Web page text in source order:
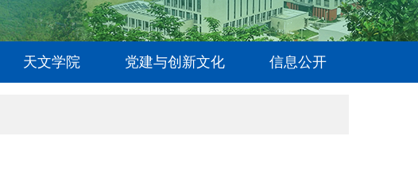
天文学院 党建与创新文化 信息公开